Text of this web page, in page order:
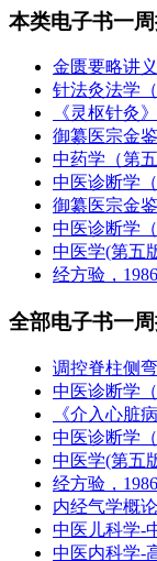
本类电子书一
金匮要略讲
针法灸法学
《灵枢针灸
御纂医宗金
中药学（第
中医诊断学
御纂医宗金
中医诊断学
中医学(第五
经方验，
全部电子书一
调控脊柱侧
中医诊断学
《介入心脏
中医诊断学
中医学(第五
经方验，
内经气学概论
中医儿科学-
中医内科学-